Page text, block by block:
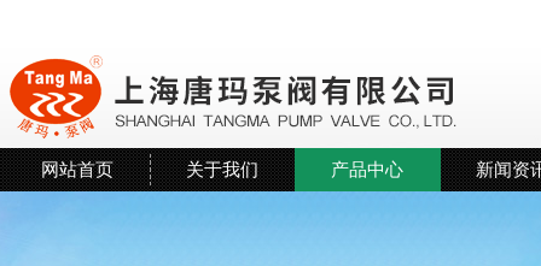
网站首页 关于我们 产品中心 新闻资